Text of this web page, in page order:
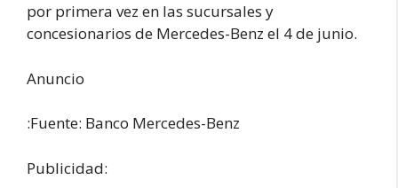
por primera vez en las sucursales y
concesionarios de Mercedes-Benz el 4 de junio.
Anuncio
:Fuente: Banco Mercedes-Benz
Publicidad: